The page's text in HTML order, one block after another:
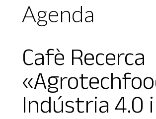
Agenda
Cafè Recerca
Indústria 4.0 i